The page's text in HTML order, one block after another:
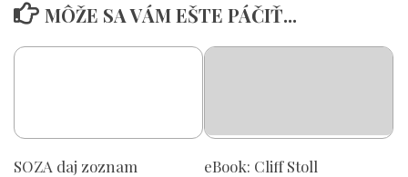
MÔŽE SA VÁM EŠTE PÁČIŤ...
SOZA daj zoznam
eBook: Cliff Stoll